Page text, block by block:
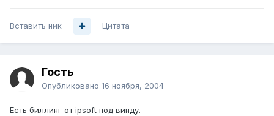
Вставить ник Цитата
Гость
Опубликовано 16 ноября, 2004
Есть биллинг от ipsoft под винду.